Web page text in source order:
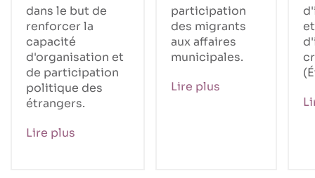
dans le but de
renforcer la
capacité
d'organisation et
de participation
politique des
étrangers.
Lire plus
participation
des migrants
aux affaires
municipales.
Lire plus
et